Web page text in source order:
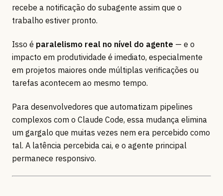
recebe a notificação do subagente assim que o
trabalho estiver pronto.
Isso é paralelismo real no nível do agente — e o
impacto em produtividade é imediato, especialmente
em projetos maiores onde múltiplas verificações ou
tarefas acontecem ao mesmo tempo.
Para desenvolvedores que automatizam pipelines
complexos com o Claude Code, essa mudança elimina
um gargalo que muitas vezes nem era percebido como
tal. A latência percebida cai, e o agente principal
permanece responsivo.